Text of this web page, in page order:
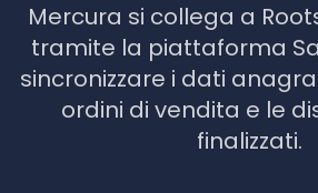
Mercura si collega a
tramite la piattaforma
sincronizzare i dati
ordini di vendita e le
finalizzati.